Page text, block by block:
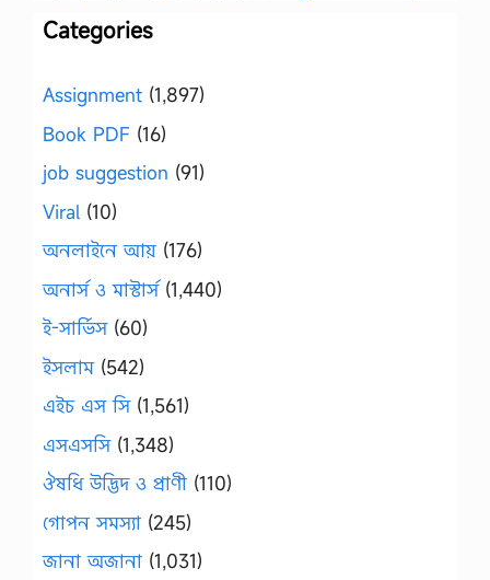
Categories
Assignment (1,897)
Book PDF (16)
job suggestion (91)
Viral (10)
অনলাইনে আয় (176)
অনার্স ও মাস্টার্স(1,440)
ই-সার্ভিস(60)
ইসলাম(542)
এইচ এস সি(1,561)
এসএসসি(1,348)
ঔষধি উদ্ভিদ ও প্রাণী (110)
গোপন সমস্যা (245)
জানা অজানা (1,031)